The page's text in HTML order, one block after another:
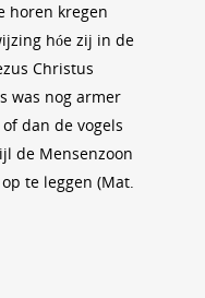
horen kregen
hóe zij in de
Christus
was nog armer
dan de vogels
de Mensenzoon
te leggen (Mat.